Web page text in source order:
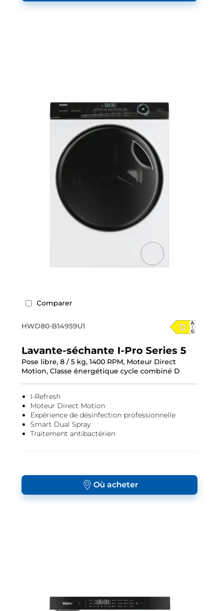
Comparer
HWD80-B14959U1
Lavante-séchante I-Pro Series 5
Pose libre, 8 / 5 kg, 1400 RPM, Moteur Direct
Motion, Classe énergétique cycle combiné D
I-Refresh
Moteur Direct Motion
Expérience de désinfection professionnelle
Smart Dual Spray
Traitement antibactérien
Où acheter